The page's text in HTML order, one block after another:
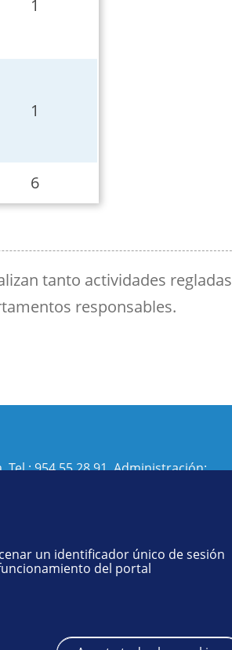
1
1
6
tanto actividades regladas
responsables.
Tel.:954 55 28 91. Administración:
un identificador único de sesión
del portal